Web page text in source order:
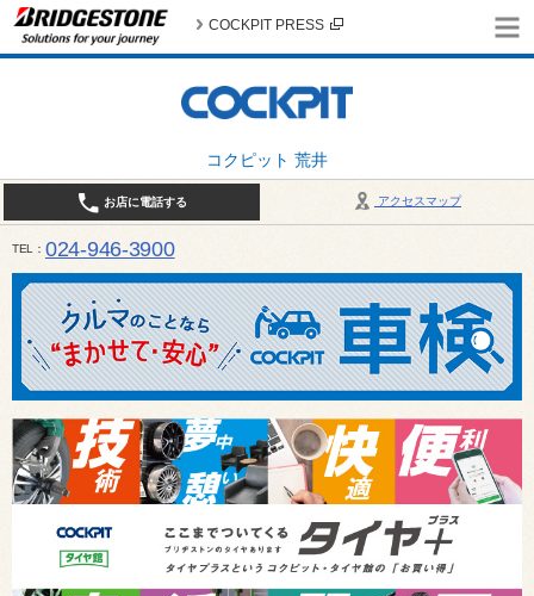
コクピット 荒井
COCKPIT PRESS
アクセスマップ
お店に電話する
TEL 024-946-3900
平日 9:30～19:00 日・祝日 9:30～18:00 / 定休日：毎週火曜日・繁忙期（4月・12月）を除
ご確認ください。